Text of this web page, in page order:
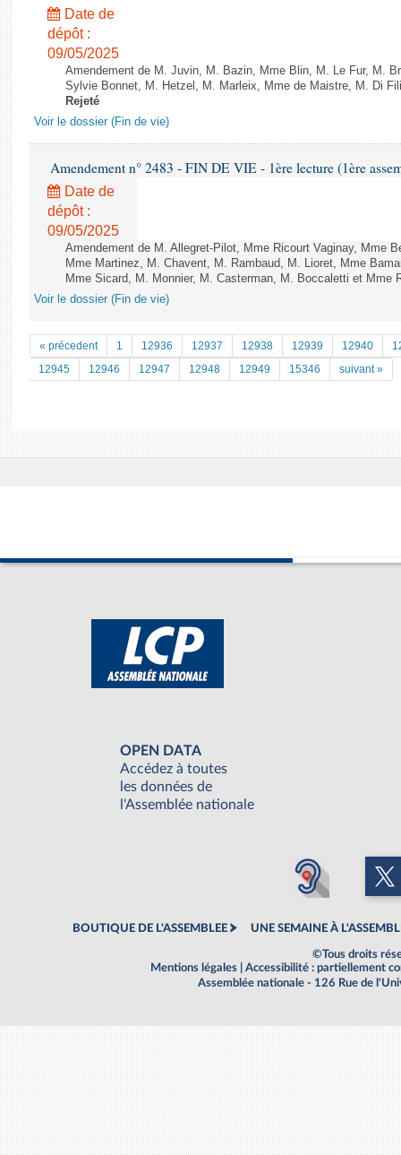
Date de
dépôt :
09/05/2025
Amendement de M. Juvin, M. Bazin, Mme Blin, M. Le Fur, M.
Sylvie Bonnet, M. Hetzel, M. Marleix, Mme de Maistre, M. Di
Rejeté
Voir le dossier (Fin de vie)
Amendement n° 2483 - FIN DE VIE - 1ère lecture (1ère
Date de
dépôt :
09/05/2025
Amendement de M. Allegret-Pilot, Mme Ricourt Vaginay, Mme
Mme Martinez, M. Chavent, M. Rambaud, M. Lioret, Mme
Mme Sicard, M. Monnier, M. Casterman, M. Boccaletti et Mme
Voir le dossier (Fin de vie)
« précedent 1 12936 12937 12938 12939 12940
12945
12946 12947 12948 12949 15346 suivant »
OPEN DATA
Accédez à toutes
les données de
l'Assemblée nationale
BOUTIQUE DE L'ASSEMBLEE UNE SEMAINE À
©Tous droits
Mentions légales
Accessibilité : partiellement
Assemblée nationale - 126 Rue de